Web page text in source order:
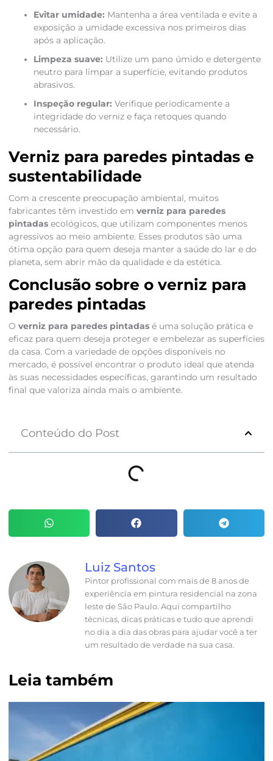
Evitar umidade: Mantenha a área ventilada e evite a
exposição a umidade excessiva nos primeiros dias
após a aplicação.
Limpeza suave: Utilize um pano úmido e detergente
neutro para limpar a superfície, evitando produtos
abrasivos.
Inspeção regular: Verifique periodicamente a
integridade do verniz e faça retoques quando
necessário.
Verniz para paredes pintadas e
sustentabilidade
Com a crescente preocupação ambiental, muitos
fabricantes têm investido em verniz para paredes
pintadasecológicos, que utilizam componentes menos
agressivos ao meio ambiente. Esses produtos são uma
ótima opção para quem deseja manter a saúde do lar e do
planeta, sem abrir mão da qualidade e da estética.
Conclusão sobre o verniz para
paredes pintadas
O verniz para paredes pintadasé uma solução prática e
eficaz para quem deseja proteger e embelezar as superfícies
da casa. Com a variedade de opções disponíveis no
mercado, é possível encontrar o produto ideal que atenda
às suas necessidades específicas, garantindo um resultado
final que valoriza ainda mais o ambiente.
Conteúdo do Post
Luiz Santos
Pintor profissional com mais de 8 anos de
experiência em pintura residencial na zona
leste de São Paulo. Aqui compartilho
técnicas, dicas práticas e tudo que aprendi
no dia a dia das obras para ajudar você a ter
um resultado de verdade na sua casa.
Leia também